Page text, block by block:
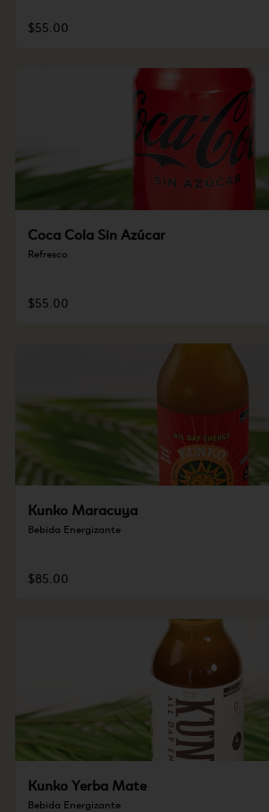
$55.00
Coca Cola Sin Azúcar
Refresco
$55.00
Kunko Maracuya
Bebida Energizante
$85.00
Kunko Yerba Mate
Bebida Energizante